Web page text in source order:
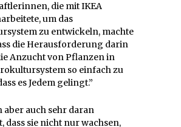
die mit IKEA
um das
zu entwickeln, machte
die Herausforderung darin
Anzucht von Pflanzen in
so einfach zu
es Jedem gelingt.”
aber auch sehr daran
dass sie nicht nur wachsen,